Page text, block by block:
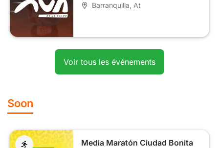
Barranquilla , At
Voir tous les événements
Soon
Media Maratón Ciudad Bonita